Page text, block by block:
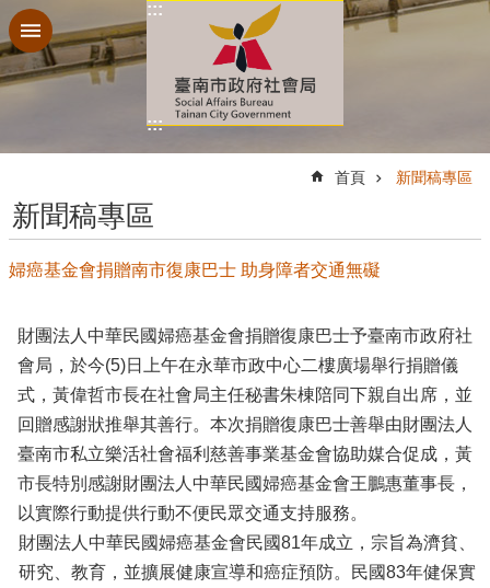
跳到主要內容區塊
:::
:::
首頁 新聞稿專區
新聞稿專區
婦癌基金會捐贈南市復康巴士 助身障者交通無礙
財團法人中華民國婦癌基金會捐贈復康巴士予臺南市政府社
會局，於今(5)日上午在永華市政中心二樓廣場舉行捐贈儀
式，黃偉哲市長在社會局主任秘書朱棟陪同下親自出席，並
回贈感謝狀推舉其善行。本次捐贈復康巴士善舉由財團法人
臺南市私立樂活社會福利慈善事業基金會協助媒合促成，黃
市長特別感謝財團法人中華民國婦癌基金會王鵬惠董事長，
以實際行動提供行動不便民眾交通支持服務。
財團法人中華民國婦癌基金會民國81年成立，宗旨為濟貧、
研究、教育，並擴展健康宣導和癌症預防。民國83年健保實